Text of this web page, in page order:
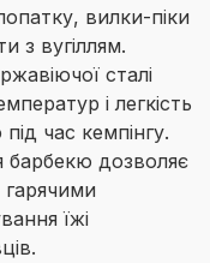
вилки-піки
з вугіллям.
сталі
і легкість
час кемпінгу.
барбекю дозволяє
їжі